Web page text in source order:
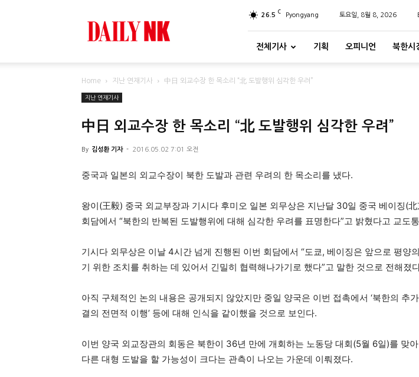
26.5 C Pyongyang 토요일, 8월 8, 2026
전체기사 기획 오피니언 북한시
Home 지난 연재기사 中日 외교수장 한 목소리 “北 도발행위 심각한 우려”
지난 연재기사
中日 외교수장 한 목소리 “北 도발행위 심각한 우려”
By 김성환 기자 - 2016.05.02 7:01 오전
중국과 일본의 외교수장이 북한 도발과 관련 우려의 한 목소리를 냈다.
왕이(王毅) 중국 외교부장과 기시다 후미오 일본 외무상은 지난달 30일 중국 베이징(
회담에서 “북한의 반복된 도발행위에 대해 심각한 우려를 표명한다”고 밝혔다고 교도
기시다 외무상은 이날 4시간 넘게 진행된 이번 회담에서 “도쿄, 베이징은 앞으로 평양
기 위한 조치를 취하는 데 있어서 긴밀히 협력해나가기로 했다”고 말한 것으로 전해졌
아직 구체적인 논의 내용은 공개되지 않았지만 중일 양국은 이번 접촉에서 ‘북한의 추가
결의 전면적 이행’ 등에 대해 인식을 같이했을 것으로 보인다.
이번 양국 외교장관의 회동은 북한이 36년 만에 개회하는 노동당 대회(5월 6일)를 맞
다른 대형 도발을 할 가능성이 크다는 관측이 나오는 가운데 이뤄졌다.